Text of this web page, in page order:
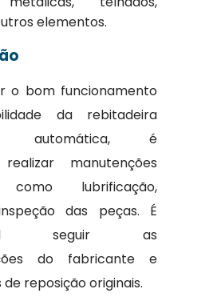
elementos.
o bom funcionamento
da rebitadeira
automática, é
manutenções
como lubrificação,
das peças. É
seguir as
do fabricante e
reposição originais.